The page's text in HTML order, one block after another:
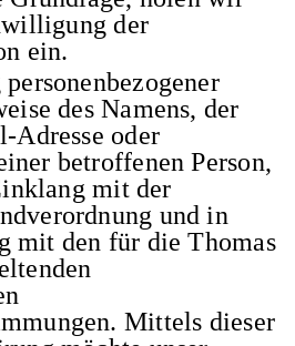
der
ein.
des Namens, der
oder
betroffenen Person,
mit der
und in
mit den für die Thomas
Mittels dieser